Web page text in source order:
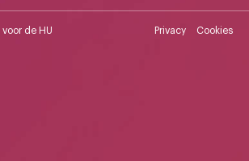
de HU Privacy Cookies